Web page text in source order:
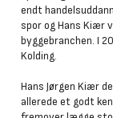
endt
spor og Hans Kiær
byggebranchen. I
Kolding.
Hans Jørgen Kiær
allerede et godt